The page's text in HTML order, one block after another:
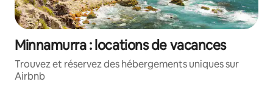
Minnamurra : locations de vacances
Trouvez et réservez des hébergements uniques sur
Airbnb